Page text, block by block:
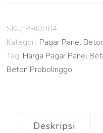
Beton
Probolinggo
SKU: PBJ0064
Kategori: Pagar Panel
Tag: Harga Pagar Panel
Beton Probolinggo
Deskripsi